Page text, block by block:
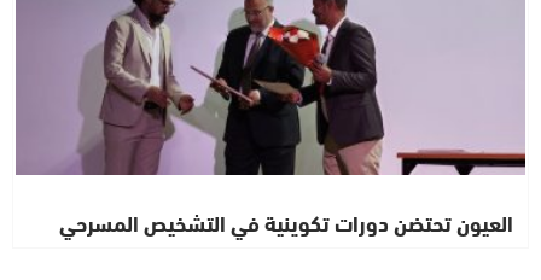
العيون تحتضن دورات تكوينية في التشخيص المسرحي